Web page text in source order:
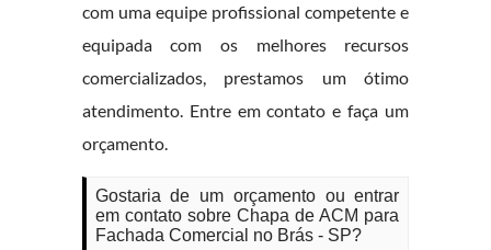
com uma equipe profissional competente e
equipada com os melhores recursos
comercializados, prestamos um ótimo
atendimento. Entre em contato e faça um
orçamento.
Gostaria de um orçamento ou entrar
em contato sobre Chapa de ACM para
Fachada Comercial no Brás - SP?